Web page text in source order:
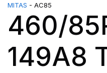
MITAS - AC85
460/
149A8